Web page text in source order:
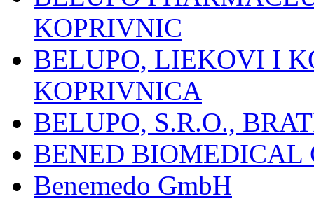
KOPRIVNIC
BELUPO, LIEKOVI I
KOPRIVNICA
BELUPO, S.R.O.,
BENED BIOMEDICAL
Benemedo GmbH